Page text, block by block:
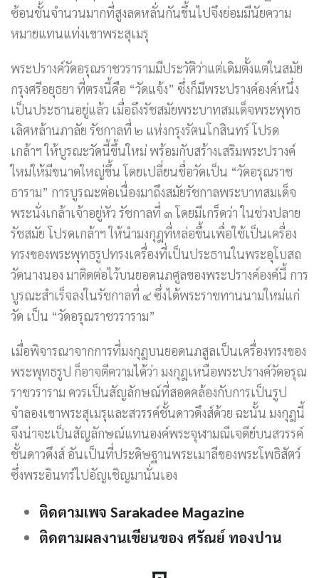
ซ้อนชั้นจำนวนมากที่สูงลดหลั่นกันขึ้นไปจึงย่อมมีนัยความ
หมายแทนแท่งเขาพระสุเมรุ
พระปรางค์วัดอรุณราชวรารามมีประวัติว่าแต่เดิมตั้งแต่ในสมัย
กรุงศรีอยุธยา ที่ตรงนี้คือ “วัดแจ้ง” ซึ่งก็มีพระปรางค์องค์หนึ่ง
เป็นประธานอยู่แล้ว เมื่อถึงรัชสมัยพระบาทสมเด็จพระพุทธ
เลิศหล้านภาลัย รัชกาลที่ ๒ แห่งกรุงรัตนโกสินทร์ โปรด
เกล้าฯ ให้บูรณะวัดนี้ขึ้นใหม่ พร้อมกับสร้างเสริมพระปรางค์
ใหม่ให้มีขนาดใหญ่ขึ้น โดยเปลี่ยนชื่อวัดเป็น “วัดอรุณราช
ธาราม” การบูรณะต่อเนื่องมาถึงสมัยรัชกาลพระบาทสมเด็จ
พระนั่งเกล้าเจ้าอยู่หัว รัชกาลที่ ๓ โดยมีเกร็ดว่า ในช่วงปลาย
รัชสมัย โปรดเกล้าฯ ให้นำมงกุฎที่หล่อขึ้นเพื่อใช้เป็นเครื่อง
ทรงของพระพุทธรูปทรงเครื่องที่เป็นประธานในพระอุโบสถ
วัดนางนอง มาติดต่อไว้บนยอดนภศูลของพระปรางค์องค์นี้ การ
บูรณะสำเร็จลงในรัชกาลที่ ๔ ซึ่งได้พระราชทานนามใหม่แก่
วัด เป็น “วัดอรุณราชวราราม”
เมื่อพิจารณาจากการที่มงกุฎบนยอดนภสูลเป็นเครื่องทรงของ
พระพุทธรูป ก็อาจตีความได้ว่า มงกุฎเหนือพระปรางค์วัดอรุณ
ราชวราราม ควรเป็นสัญลักษณ์ที่สอดคล้องกับการเป็นรูป
จำลองเขาพระสุเมรุและสวรรค์ชั้นดาวดึงส์ด้วย ฉะนั้น มงกุฎนี้
จึงน่าจะเป็นสัญลักษณ์แทนองค์พระจุฬามณีเจดีย์บนสวรรค์
ชั้นดาวดึงส์ อันเป็นที่ประดิษฐานพระเมาลีของพระโพธิสัตว์
ซึ่งพระอินทร์ไปอัญเชิญมานั่นเอง
ติดตามเพจ Sarakadee Magazine
ติดตามผลงานเขียนของ ศรัณย์ ทองปาน